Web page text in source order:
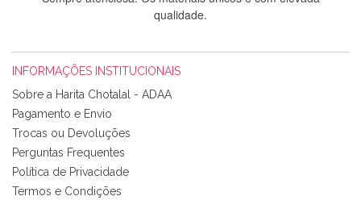
qualidade.
Tudo chegou em condições, pois os produtos vieram muito
bem acondicionados. Estou plenamente satisfeita com os
produtos adquiridos. Relativamente à bolsa, tem um tecido
com um padrão e cores muito bonitas e a execução está
perfeitíssima. Futuramente penso voltar a comprar na vossa
loja, têm excelentes artigos a um preço muito justo. A
INFORMAÇÕES INSTITUCIONAIS
Sobre a Harita Chotalal - ADAA
Pagamento e Envio
Trocas ou Devoluções
Perguntas Frequentes
Política de Privacidade
Termos e Condições